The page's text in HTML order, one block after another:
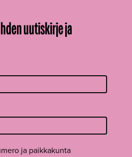
uutiskirje ja
ja paikkakunta